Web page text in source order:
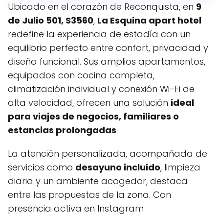
Ubicado en el corazón de Reconquista, en 9
de Julio 501, S3560, La Esquina apart hotel
redefine la experiencia de estadía con un
equilibrio perfecto entre confort, privacidad y
diseño funcional. Sus amplios apartamentos,
equipados con cocina completa,
climatización individual y conexión Wi-Fi de
alta velocidad, ofrecen una solución ideal
para viajes de negocios, familiares o
estancias prolongadas.
La atención personalizada, acompañada de
servicios como desayuno incluido, limpieza
diaria y un ambiente acogedor, destaca
entre las propuestas de la zona. Con
presencia activa en Instagram